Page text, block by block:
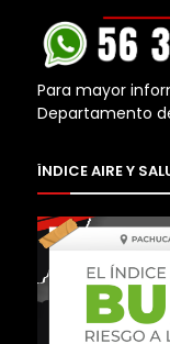
Para mayor
Departamento
ÍNDICE AIRE Y